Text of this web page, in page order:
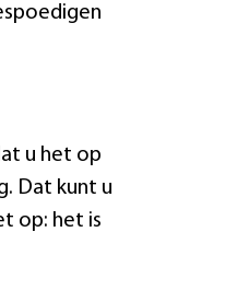
u het op
Dat kunt u
op: het is